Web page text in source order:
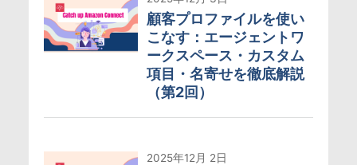
顧客プロファイルを使い
こなす：エージェントワ
ークスペース・カスタム
項目・名寄せを徹底解説
（第2回）
2025年12月 2日